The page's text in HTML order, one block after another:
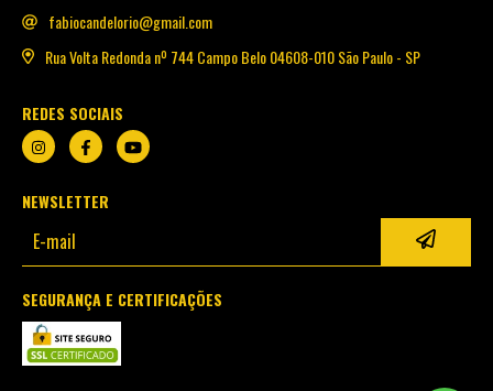
fabiocandelorio@gmail.com
Rua Volta Redonda nº 744 Campo Belo 04608-010 São Paulo - SP
REDES SOCIAIS
NEWSLETTER
SEGURANÇA E CERTIFICAÇÕES